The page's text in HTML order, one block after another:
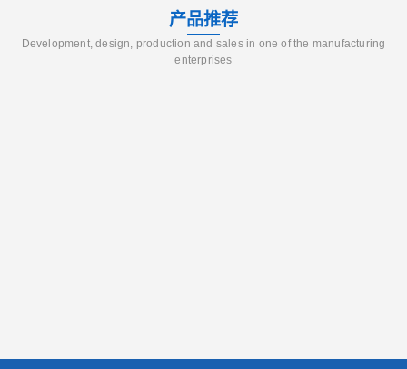
产品推荐
Development, design, production and sales in one of the manufacturing
enterprises